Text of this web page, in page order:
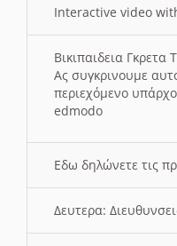
Interactive video
Βικιπαιδεια Γκρετα
Ας συγκρινουμε
περιεχόμενο
edmodo
Εδω δηλώνετε τις
Δευτερα: